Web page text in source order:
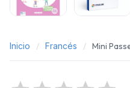
Inicio Francés Mini